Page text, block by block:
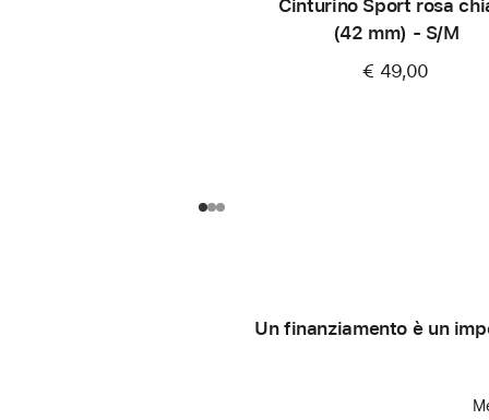
Cinturino Sport rosa
(42 mm) - S/M
€ 49,00
Un finanziamento è un